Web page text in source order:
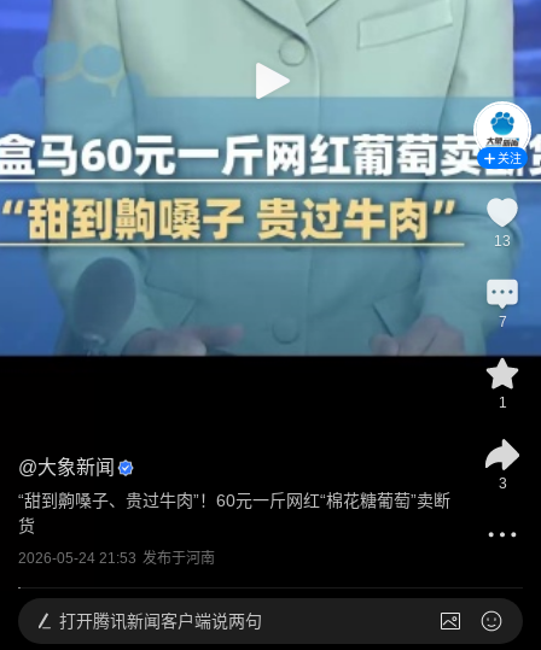
@大象新闻
“甜到齁嗓子、贵过牛肉”！60元一斤网红“棉花糖葡萄”卖断
货
2026-05-24 21:53 发布于河南
关注
13
7
1
3
打开腾讯新闻客户端说两句